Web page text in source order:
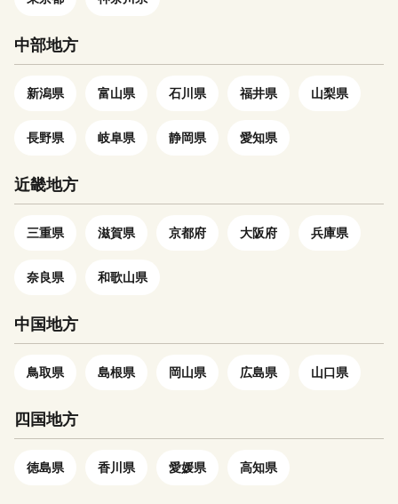
4,219,080円 基金から充当した
中部地方
新潟県 富山県 石川県 福井県 山梨県
長野県 岐阜県 静岡県 愛知県
近畿地方
三重県 滋賀県 京都府 大阪府 兵庫県
奈良県 和歌山県
中国地方
鳥取県 島根県 岡山県 広島県 山口県
四国地方
徳島県 香川県 愛媛県 高知県